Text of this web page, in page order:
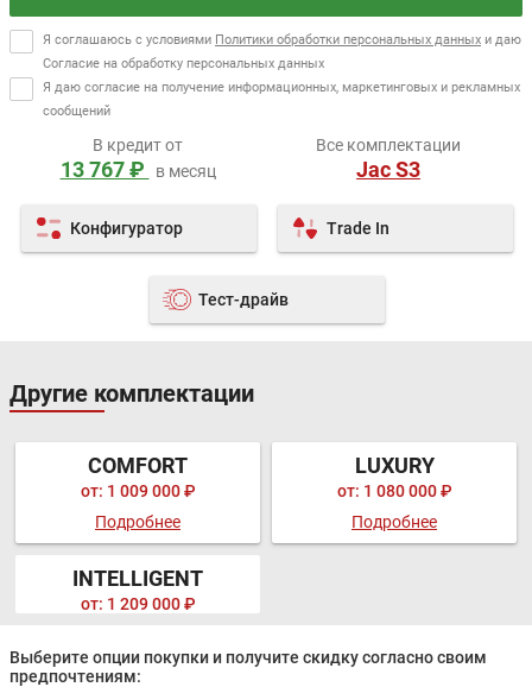
Я соглашаюсь с условиями Политики обработки персональных данных и даю
Согласие на обработку персональных данных
Я даю согласие на получение информационных, маркетинговых и рекламных
сообщений
Все комплектации
Jac S3
Конфигуратор Trade In
Тест-драйв
В кредит от
13 767 ₽ в месяц
Другие комплектации
COMFORT
от: 1 009 000 ₽
Подробнее
LUXURY
от: 1 080 000 ₽
Подробнее
INTELLIGENT
от: 1 209 000 ₽
Выберите опции покупки и получите скидку согласно своим
предпочтениям: